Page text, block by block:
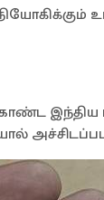
இந்திய